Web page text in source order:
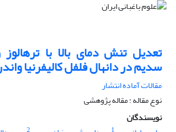
تعدیل تنش دمای بالا با
سدیم در دانهال فلفل کالیفرنیا
مقالات آماده انتشار
نوع مقاله : مقاله پژوهشی
نویسندگان